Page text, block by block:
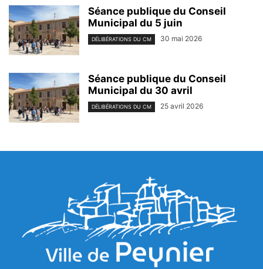
Séance publique du Conseil
Municipal du 5 juin
DÉLIBÉRATIONS DU CM 30 mai 2026
Séance publique du Conseil
Municipal du 30 avril
DÉLIBÉRATIONS DU CM 25 avril 2026